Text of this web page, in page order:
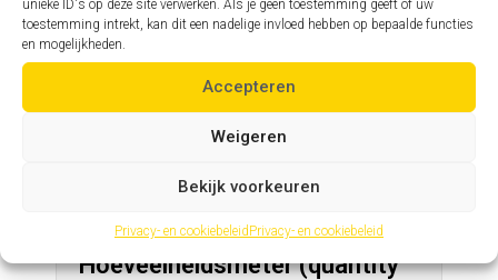
unieke ID's op deze site verwerken. Als je geen toestemming geeft of uw
toestemming intrekt, kan dit een nadelige invloed hebben op bepaalde functies
en mogelijkheden.
Accepteren
Weigeren
Bekijk voorkeuren
Privacy- en cookiebeleidPrivacy- en cookiebeleid
Assistent hoofdingenieur
Kleine-Brogel
Andere profielen in deze regio
Zelfde regio, ander profiel
Hoeveelheidsmeter (quantity